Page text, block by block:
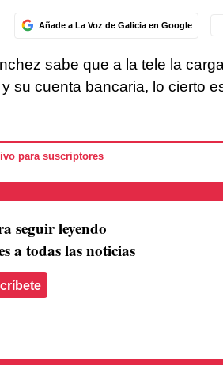
Añade a La Voz de Galicia en Google
sabe que a la tele la
su cuenta bancaria, lo cierto
para suscriptores
seguir leyendo
a todas las noticias